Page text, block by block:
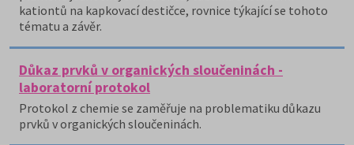
kationtů na kapkovací destičce, rovnice týkající se tohoto
tématu a závěr.
Důkaz prvků v organických sloučeninách -
laboratorní protokol
Protokol z chemie se zaměřuje na problematiku důkazu
prvků v organických sloučeninách.